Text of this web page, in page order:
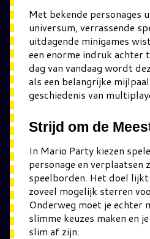
Met bekende personages
universum, verrassende
uitdagende minigames
een enorme indruk achter
dag van vandaag wordt
als een belangrijke
geschiedenis van
Strijd om de
In Mario Party kiezen
personage en verplaatsen
speelborden. Het doel lijkt
zoveel mogelijk sterren
Onderweg moet je echter
slimme keuzes maken en
slim af zijn.